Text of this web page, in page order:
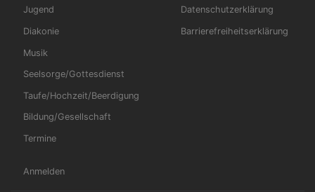
Jugend
Diakonie
Musik
Seelsorge/Gottesdienst
Taufe/Hochzeit/Beerdigung
Bildung/Gesellschaft
Termine
Datenschutzerklärung
Barrierefreiheitserklärung
Anmelden